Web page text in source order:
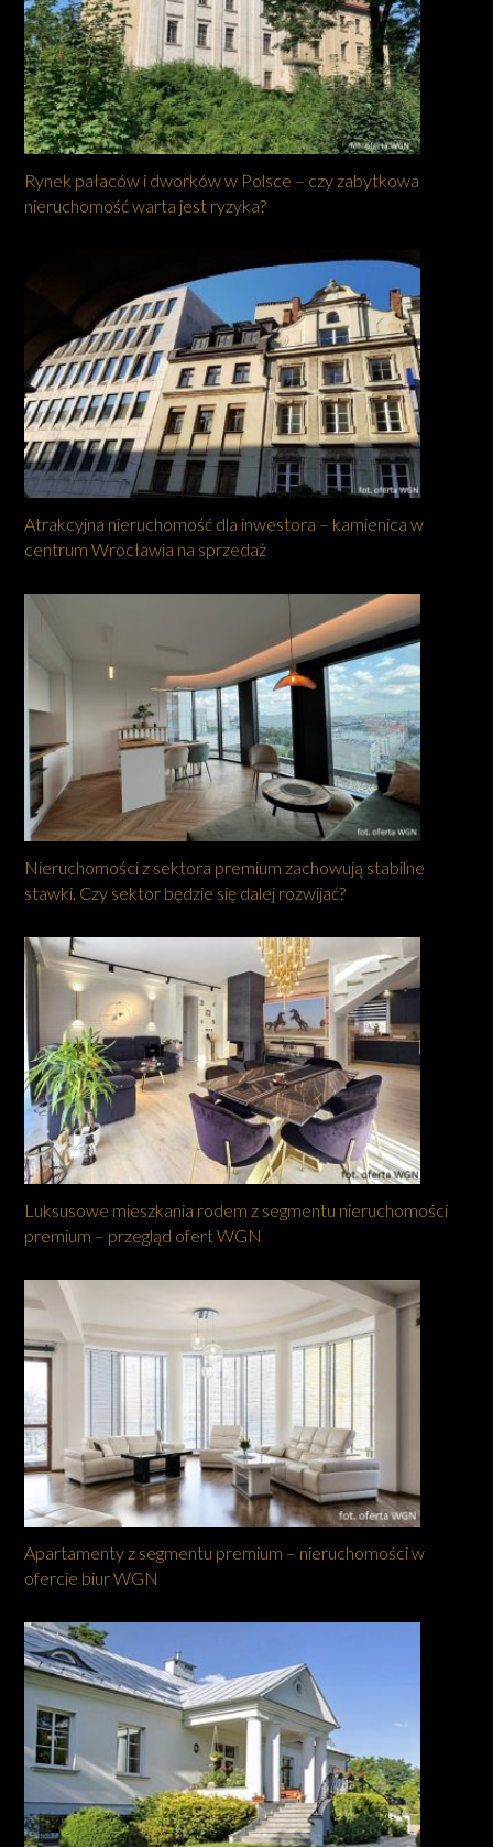
Rynek pałaców i dworków w Polsce – czy zabytkowa
nieruchomość warta jest ryzyka?
Atrakcyjna nieruchomość dla inwestora – kamienica w
centrum Wrocławia na sprzedaż
Nieruchomości z sektora premium zachowują stabilne
stawki. Czy sektor będzie się dalej rozwijać?
Luksusowe mieszkania rodem z segmentu nieruchomości
premium – przegląd ofert WGN
Apartamenty z segmentu premium – nieruchomości w
ofercie biur WGN